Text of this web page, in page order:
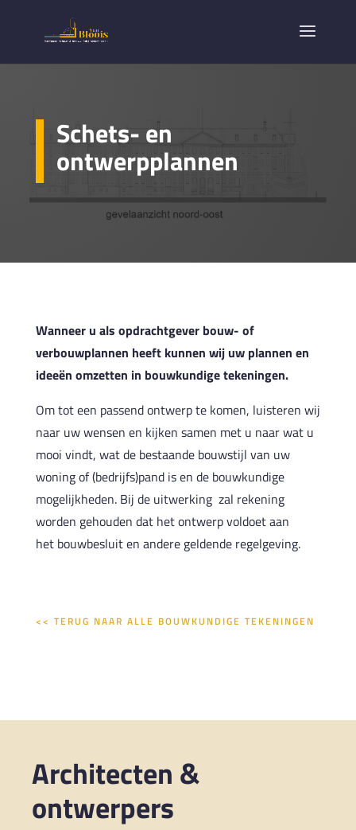
Schets- en
ontwerpplannen
Wanneer u als opdrachtgever bouw- of
verbouwplannen heeft kunnen wij uw plannen en
ideeën omzetten in bouwkundige tekeningen.
Om tot een passend ontwerp te komen, luisteren wij
naar uw wensen en kijken samen met u naar wat u
mooi vindt, wat de bestaande bouwstijl van uw
woning of (bedrijfs)pand is en de bouwkundige
mogelijkheden. Bij de uitwerking zal rekening
worden gehouden dat het ontwerp voldoet aan
het bouwbesluit en andere geldende regelgeving.
<< TERUG NAAR ALLE BOUWKUNDIGE TEKENINGEN
Architecten &
ontwerpers